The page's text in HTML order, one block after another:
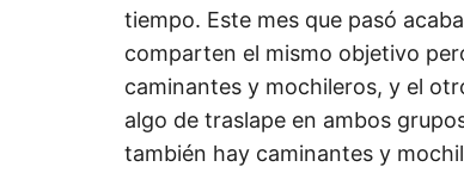
tiempo. Este mes que pasó
comparten el mismo objetivo
caminantes y mochileros, y el
algo de traslape en ambos
también hay caminantes y